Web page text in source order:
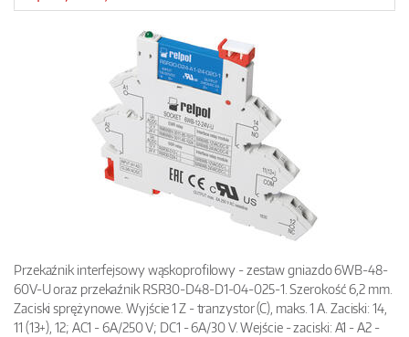
Przekaźnik interfejsowy wąskoprofilowy - zestaw gniazdo 6WB-48-
60V-U oraz przekaźnik RSR30-D48-D1-04-025-1. Szerokość 6,2 mm.
Zaciski sprężynowe. Wyjście 1 Z - tranzystor (C), maks. 1 A. Zaciski: 14,
11 (13+), 12; AC1 - 6A/250 V; DC1 - 6A/30 V. Wejście - zaciski: A1 - A2 -